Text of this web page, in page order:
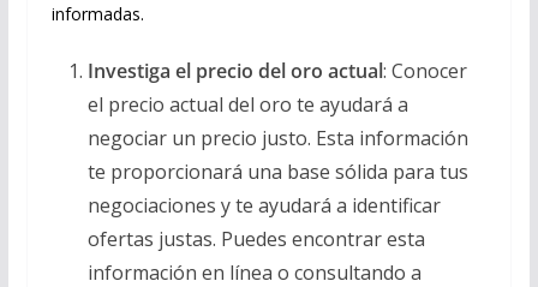
informadas.
Investiga el precio del oro actual: Conocer
el precio actual del oro te ayudará a
negociar un precio justo. Esta información
te proporcionará una base sólida para tus
negociaciones y te ayudará a identificar
ofertas justas. Puedes encontrar esta
información en línea o consultando a